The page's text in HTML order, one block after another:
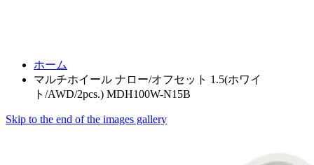
ホーム
マルチホイール ナロー/オフセット 1.5(ホワイ
ト/AWD/2pcs.) MDH100W-N15B
Skip to the end of the images gallery